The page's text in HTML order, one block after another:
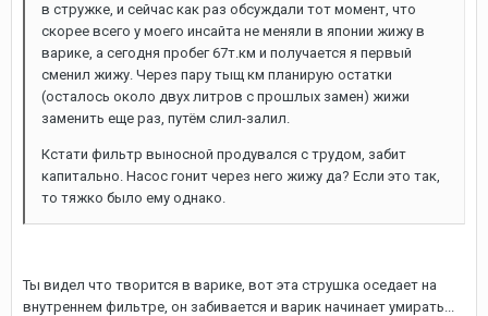
в стружке, и сейчас как раз обсуждали тот момент, что
скорее всего у моего инсайта не меняли в японии жижу в
варике, а сегодня пробег 67т.км и получается я первый
сменил жижу. Через пару тыщ км планирую остатки
(осталось около двух литров с прошлых замен) жижи
заменить еще раз, путём слил-залил.
Кстати фильтр выносной продувался с трудом, забит
капитально. Насос гонит через него жижу да? Если это так,
то тяжко было ему однако.
Ты видел что творится в варике, вот эта струшка оседает на
внутреннем фильтре, он забивается и варик начинает умирать...